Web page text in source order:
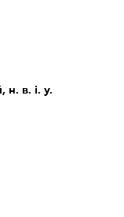
н. в. і. у.